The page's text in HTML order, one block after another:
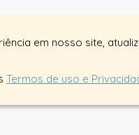
em nosso site,
Termos de uso e